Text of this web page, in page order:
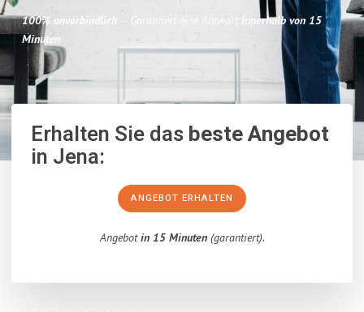
100% unverbindlich – Garantiert eine Antwort
innerhalb von 15
Minuten.
Erhalten Sie dasbeste Angebot
in Jena:
ANGEBOT ERHALTEN
Angebotin 15 Minuten(garantiert).